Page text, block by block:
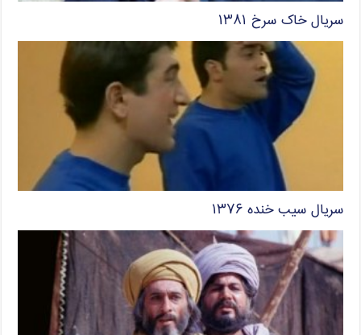
سریال خاک سرخ ۱۳۸۱
سریال سیب خنده ۱۳۷۶